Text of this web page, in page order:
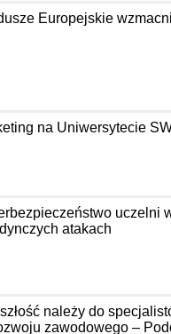
Europejskie
na Uniwersytecie
uczelni
atakach
należy do
zawodowego –